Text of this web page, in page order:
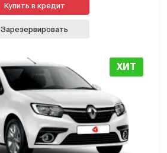
Купить в кредит
Зарезервировать
ХИТ